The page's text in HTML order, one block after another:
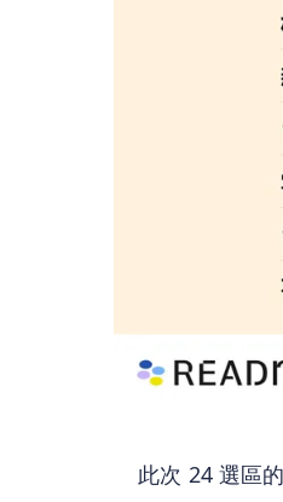
此次 24 選區